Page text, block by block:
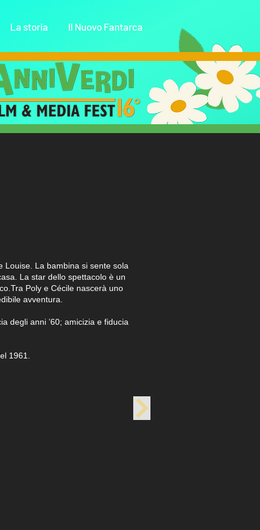
La storia Il Nuovo Fantarca
Louise. La bambina si sente sola
La star dello spettacolo è un
Poly e Cécile nascerà uno
avventura.
degli anni ’60; amicizia e fiducia
1961.